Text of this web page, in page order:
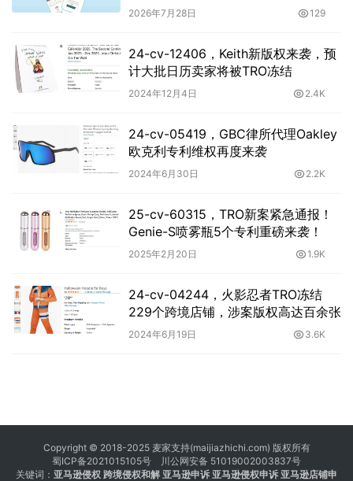
2026年7月28日 129
24-cv-12406，Keith新版权来袭，预
计大批日历卖家将被TRO冻结
2024年12月4日 2.4K
24-cv-05419，GBC律所代理Oakley
欧克利专利维权再度来袭
2024年6月30日 2.2K
25-cv-60315，TRO新案紧急通报！
Genie-S喷雾瓶5个专利重磅来袭！
2025年2月20日 1.9K
24-cv-04244，火影忍者TRO冻结
229个跨境店铺，涉案版权高达百余张
2024年6月19日 3.6K
Copyright © 2018-2025 麦家支持(maijiazhichi.com) 版权所有
蜀ICP备2021015105号
川公网安备 51019002003837号
关键词： 亚马逊侵权 跨境侵权和解 亚马逊申诉 亚马逊侵权申诉 亚马逊店铺申